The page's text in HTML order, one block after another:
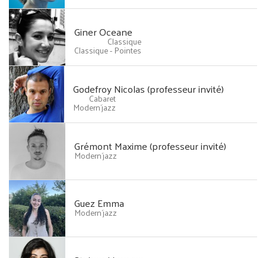
Giner Oceane
Classique
Classique - Pointes
Godefroy Nicolas (professeur invité)
Cabaret
Modern'jazz
Grémont Maxime (professeur invité)
Modern'jazz
Guez Emma
Modern'jazz